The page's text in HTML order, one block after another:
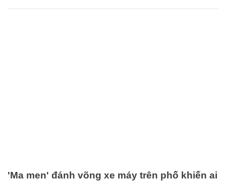
'Ma men' đánh võng xe máy trên phố khiến ai